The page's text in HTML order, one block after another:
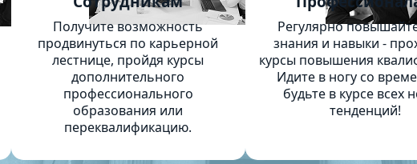
Получите возможность
продвинуться по карьерной
лестнице, пройдя курсы
дополнительного
профессионального
образования или
переквалификацию.
Регулярно
знания и навыки -
курсы повышения
Идите в ногу со
будьте в курсе всех
тенденций!